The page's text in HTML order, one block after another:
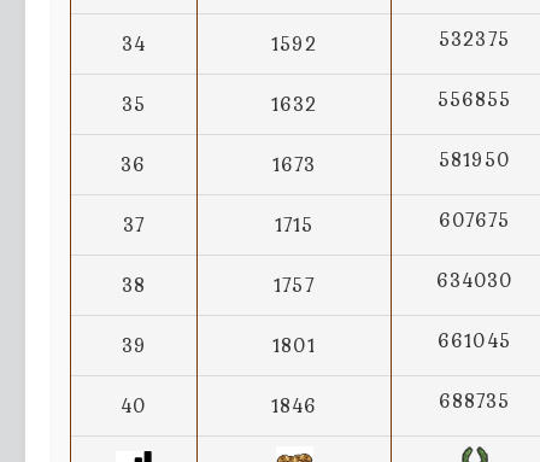
34 1592 532375
35 1632 556855
36 1673 581950
37 1715 607675
38 1757 634030
39 1801 661045
40 1846 688735